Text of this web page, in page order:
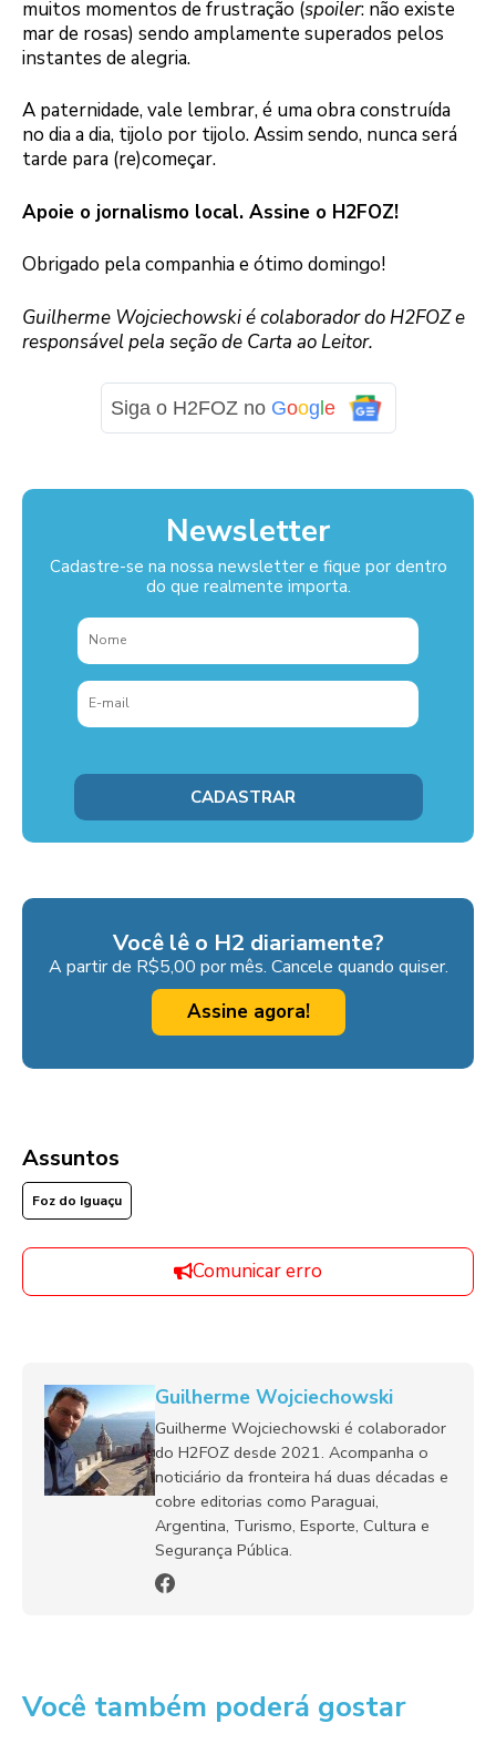
muitos momentos de frustração (spoiler: não existe
mar de rosas) sendo amplamente superados pelos
instantes de alegria.
A paternidade, vale lembrar, é uma obra construída
no dia a dia, tijolo por tijolo. Assim sendo, nunca será
tarde para (re)começar.
Apoie o jornalismo local. Assine o H2FOZ!
Obrigado pela companhia e ótimo domingo!
Guilherme Wojciechowski é colaborador do H2FOZ e
responsável pela seção de Carta ao Leitor.
Siga o H2FOZ no Goog e
Newsletter
Cadastre-se na nossa newsletter e fique por dentro
do que realmente importa.
Você lê o H2 diariamente?
A partir de R$5,00 por mês. Cancele quando quiser.
Assine agora!
Assuntos
Foz do Iguaçu
Comunicar erro
Guilherme Wojciechowski
Guilherme Wojciechowski é colaborador
do H2FOZ desde 2021. Acompanha o
noticiário da fronteira há duas décadas e
cobre editorias como Paraguai,
Argentina, Turismo, Esporte, Cultura e
Segurança Pública.
Você também poderá gostar